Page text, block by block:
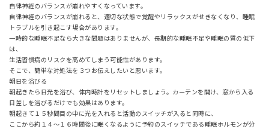
自律神経のバランスが崩れやすくなっています。
自律神経のバランスが崩れると、適切な状態で覚醒やリラックスがせきなくなり、睡眠
トラブルを引き起こす場合があります。
一時的な睡眠不足なら大きな問題はありませんが、長期的な睡眠不足や睡眠の質の低下
は、
生活習慣病のリスクを高めてしまう可能性があります。
そこで、簡単な対処法を３つお伝えしたいと思います。
朝日を浴びる
朝起きたら日光を浴び、体内時計をリセットしましょう。カーテンを開け、窓から入る
日差しを浴びるだけでも効果はあります。
朝起きて１５秒間目の中に光を入れると活動のスイッチが入ると同時に、
ここから約１４～１６時間後に眠くなるように予約のスイッチである睡眠ホルモンが分